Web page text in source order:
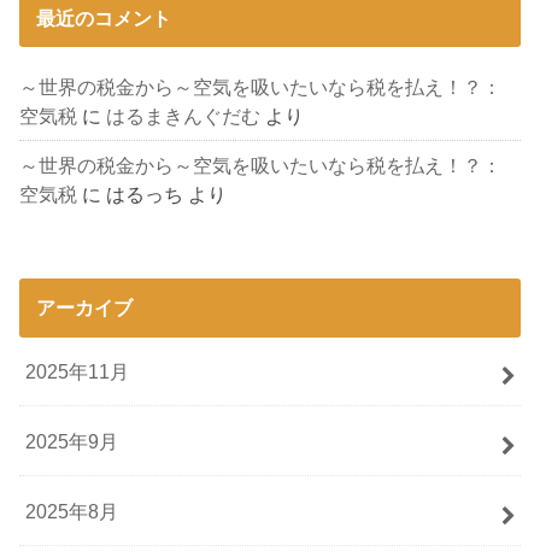
最近のコメント
～世界の税金から～空気を吸いたいなら税を払え！？：
空気税 に はるまきんぐだむ より
～世界の税金から～空気を吸いたいなら税を払え！？：
空気税 に はるっち より
アーカイブ
2025年11月
2025年9月
2025年8月